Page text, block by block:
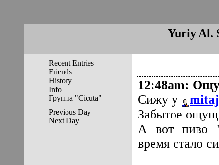
Yuriy Al.
Recent Entries
Friends
History
Info
Группа "Cicuta"
Previous Day
Next Day
12:48am:
Сижу у
Забытое
А вот пиво
время стало